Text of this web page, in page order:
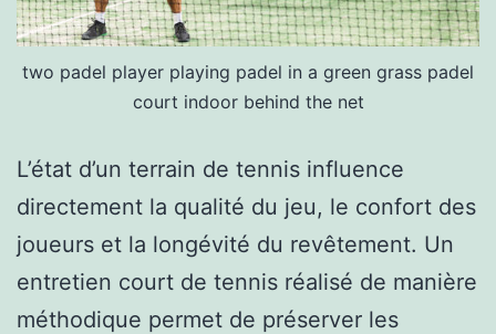
two padel player playing padel in a green grass padel
court indoor behind the net
L’état d’un terrain de tennis influence
directement la qualité du jeu, le confort des
joueurs et la longévité du revêtement. Un
entretien court de tennis réalisé de manière
méthodique permet de préserver les